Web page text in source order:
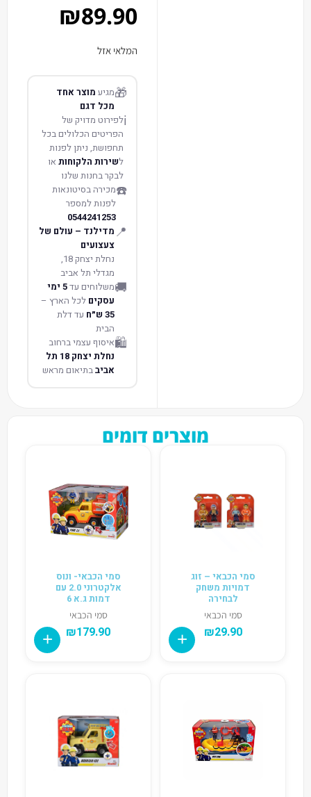
₪89.90
המלאי אזל
🎁מגיע מוצר אחד
מכל דגם
ℹ️לפירוט מדויק של
הפריטים הכלולים בכל
תחפושת, ניתן לפנות
לשירות הלקוחות או
לבקר בחנות שלנו
☎️מכירה בסיטונאות
לפנות למספר
0544241253
📍 מדילנד – עולם של
צעצועים
נחלת יצחק 18,
מגדלי תל אביב
🚚משלוחים עד 5 ימי
עסקים לכל הארץ –
35 ש״ח
עד דלת
הבית
🛍️איסוף עצמי ברחוב
נחלת יצחק 18 תל
אביבבתיאום מראש
מוצרים דומים
סמי הכבאי – זוג
דמויות משחק
לבחירה
סמי הכבאי
₪29.90
סמי הכבאי- ונוס
אלקטרוני 2.0 עם
דמות ג.א 6
סמי הכבאי
₪179.90